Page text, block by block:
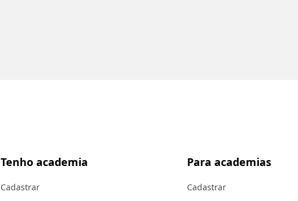
Tenho academia
Cadastrar
Para academias
Cadastrar